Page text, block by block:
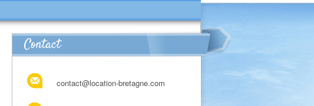
Contact
contact@location-bretagne.com